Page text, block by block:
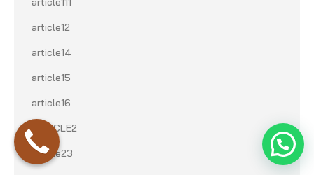
article12
article14
article15
article16
ARTICLE2
article23